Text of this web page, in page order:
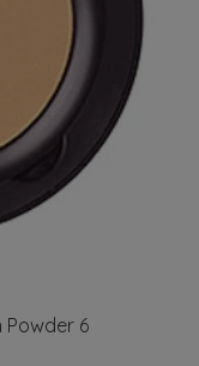
Powder 6